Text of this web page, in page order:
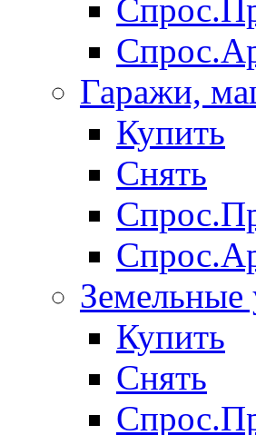
Гаражи,
Купить
Снять
Земельные
Купить
Снять